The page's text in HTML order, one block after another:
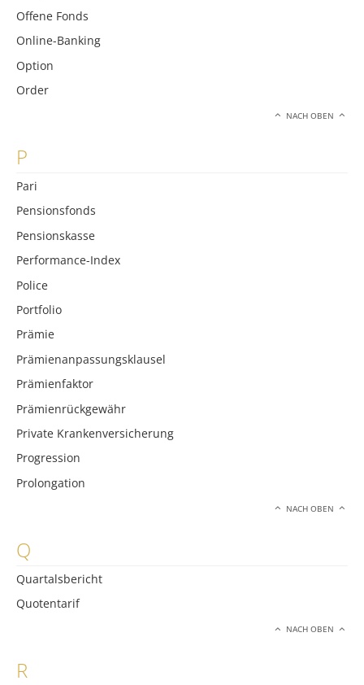
Offene Fonds
Online-Banking
Option
Order
NACH OBEN
P
Pari
Pensionsfonds
Pensionskasse
Performance-Index
Police
Portfolio
Prämie
Prämienanpassungsklausel
Prämienfaktor
Prämienrückgewähr
Private Krankenversicherung
Progression
Prolongation
NACH OBEN
Q
Quartalsbericht
Quotentarif
NACH OBEN
R